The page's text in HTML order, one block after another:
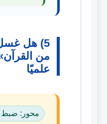
5) هل
من
علميًا
محور: ضبط